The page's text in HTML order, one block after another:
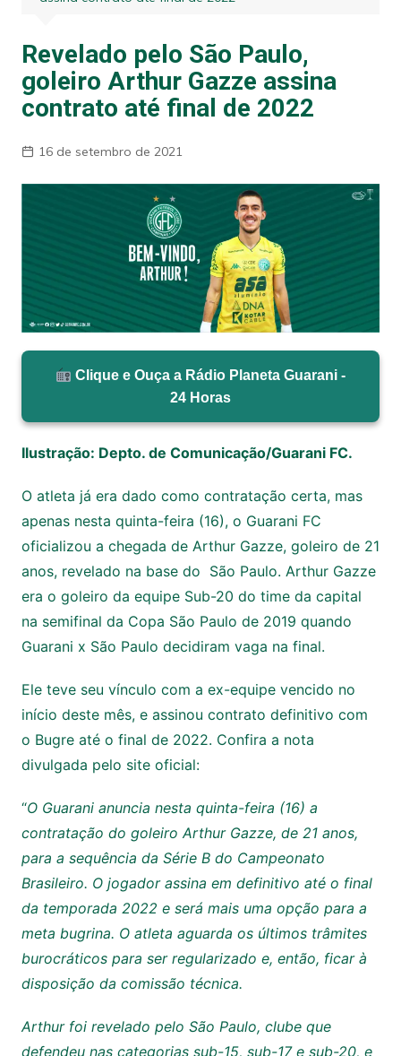
Revelado pelo São Paulo,
goleiro Arthur Gazze assina
contrato até final de 2022
16 de setembro de 2021
Clique e Ouça a Rádio Planeta Guarani -
24 Horas
Ilustração: Depto. de Comunicação/Guarani FC.
O atleta já era dado como contratação certa, mas
apenas nesta quinta-feira (16), o Guarani FC
oficializou a chegada de Arthur Gazze, goleiro de 21
anos, revelado na base do São Paulo. Arthur Gazze
era o goleiro da equipe Sub-20 do time da capital
na semifinal da Copa São Paulo de 2019 quando
Guarani x São Paulo decidiram vaga na final.
Ele teve seu vínculo com a ex-equipe vencido no
início deste mês, e assinou contrato definitivo com
o Bugre até o final de 2022. Confira a nota
divulgada pelo site oficial:
“O Guarani anuncia nesta quinta-feira (16) a
contratação do goleiro Arthur Gazze, de 21 anos,
para a sequência da Série B do Campeonato
Brasileiro. O jogador assina em definitivo até o final
da temporada 2022 e será mais uma opção para a
meta bugrina. O atleta aguarda os últimos trâmites
burocráticos para ser regularizado e, então, ficar à
disposição da comissão técnica.
Arthur foi revelado pelo São Paulo, clube que
defendeu nas categorias sub-15, sub-17 e sub-20, e